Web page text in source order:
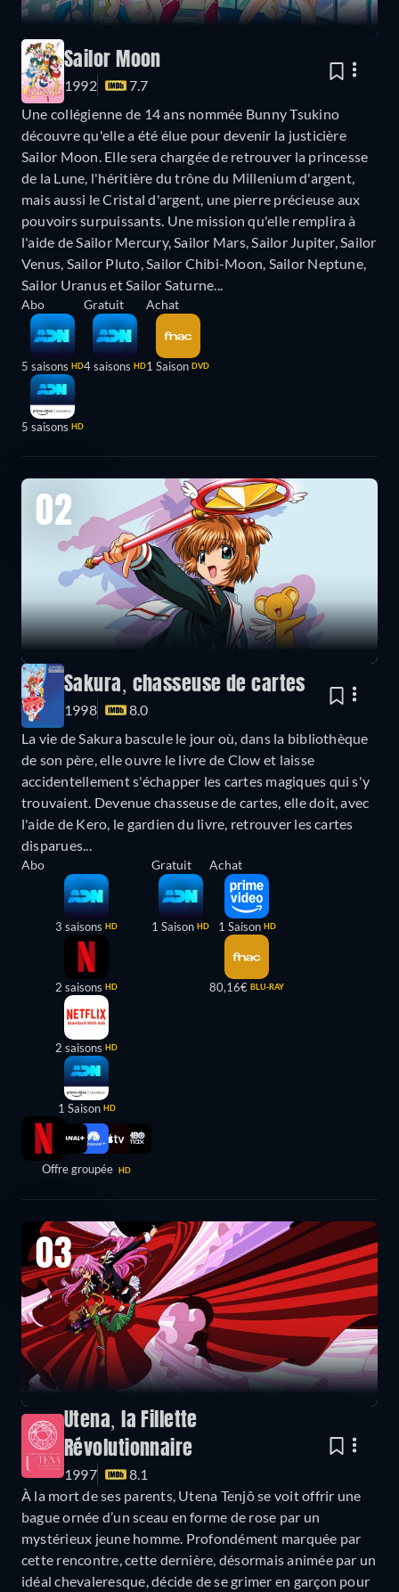
Sailor Moon
1992
7.7
Une collégienne de 14 ans nommée Bunny Tsukino
découvre qu'elle a été élue pour devenir la justicière
Sailor Moon. Elle sera chargée de retrouver la princesse
de la Lune, l'héritière du trône du Millenium d'argent,
mais aussi le Cristal d'argent, une pierre précieuse aux
pouvoirs surpuissants. Une mission qu'elle remplira à
l'aide de Sailor Mercury, Sailor Mars, Sailor Jupiter, Sailor
Venus, Sailor Pluto, Sailor Chibi-Moon, Sailor Neptune,
Sailor Uranus et Sailor Saturne...
Abo
5 saisons HD
5 saisons HD
Gratuit
4 saisons HD
Achat
1 Saison DVD
02
Sakura, chasseuse de cartes
1998
8.0
La vie de Sakura bascule le jour où, dans la bibliothèque
de son père, elle ouvre le livre de Clow et laisse
accidentellement s'échapper les cartes magiques qui s'y
trouvaient. Devenue chasseuse de cartes, elle doit, avec
l'aide de Kero, le gardien du livre, retrouver les cartes
disparues...
Abo
3 saisons HD
2 saisons HD
2 saisons HD
1 Saison HD
Offre groupée HD
Gratuit
1 Saison HD
Achat
1 Saison HD
80,16€ BLU-RAY
03
Utena, la Fillette
Révolutionnaire
1997
8.1
À la mort de ses parents, Utena Tenjô se voit offrir une
bague ornée d’un sceau en forme de rose par un
mystérieux jeune homme. Profondément marquée par
cette rencontre, cette dernière, désormais animée par un
idéal chevaleresque, décide de se grimer en garçon pour